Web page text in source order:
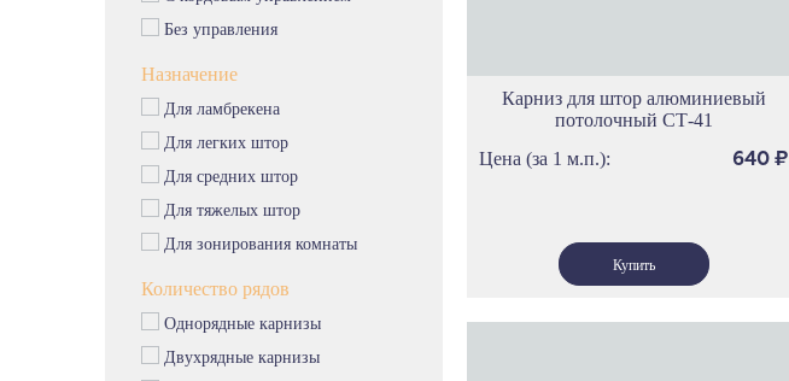
Без управления
Назначение
Для ламбрекена
Для легких штор
Для средних штор
Для тяжелых штор
Для зонирования комнаты
Количество рядов
Однорядные карнизы
Двухрядные карнизы
Карниз для штор алюминиевый
потолочный СТ-41
Цена (за 1 м.п.):
640 ₽